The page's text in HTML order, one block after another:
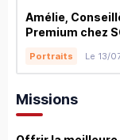
Amélie,
Premium chez
Portraits Le 13/
Missions